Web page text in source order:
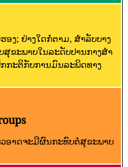
ງ; ຢ່າງໃດກໍ່ຕາມ, ສໍາລັບບາງ
ຂະພາບໃນລະດັບປານກາງສໍາ
ກະຕິກັບການມົນລະພິດທາງ
ອາດຈະມີຜົນກະທົບຕໍ່ສຸຂະພາບ